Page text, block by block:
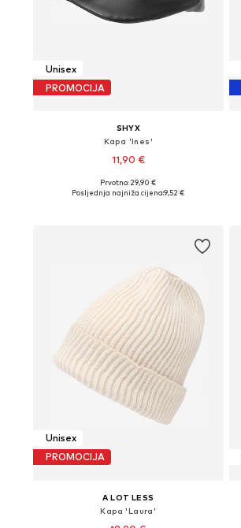
Unisex
PROMOCIJA
SHYX
Kapa 'Ines'
11,90 €
Dostupne veličine: 55-60
Prvotno: 29,90 €
Posljednja najniža cijena:9,52 €
Unisex
PROMOCIJA
A LOT LESS
Kapa 'Laura'